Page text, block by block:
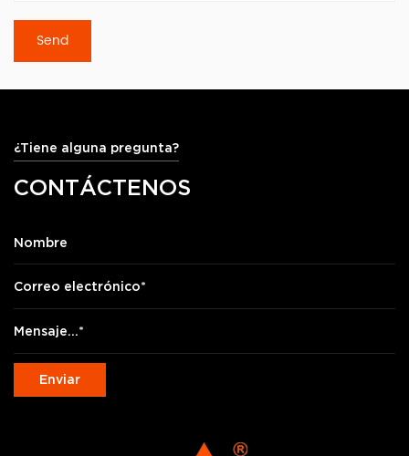
¿Tiene alguna pregunta?
CONTÁCTENOS